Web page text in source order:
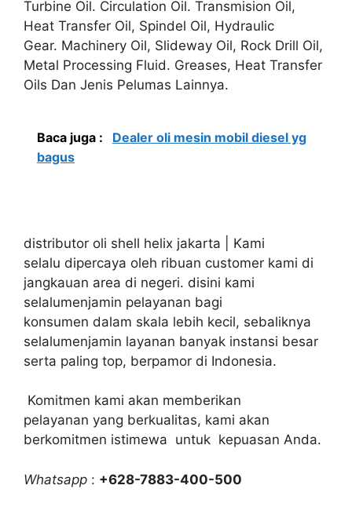
Turbine Oil. Circulation Oil. Transmision Oil,
Heat Transfer Oil, Spindel Oil, Hydraulic
Gear. Machinery Oil, Slideway Oil, Rock Drill Oil,
Metal Processing Fluid. Greases, Heat Transfer
Oils Dan Jenis Pelumas Lainnya.
Baca juga :
Dealer oli mesin mobil diesel yg
bagus
distributor oli shell helix jakarta | Kami
selalu dipercaya oleh ribuan customer kami di
jangkauan area di negeri. disini kami
selalumenjamin pelayanan bagi
konsumen dalam skala lebih kecil, sebaliknya
selalumenjamin layanan banyak instansi besar
serta paling top, berpamor di Indonesia.
Komitmen kami akan memberikan
pelayanan yang berkualitas, kami akan
berkomitmen istimewa untuk kepuasan Anda.
Whatsapp : +628-7883-400-500